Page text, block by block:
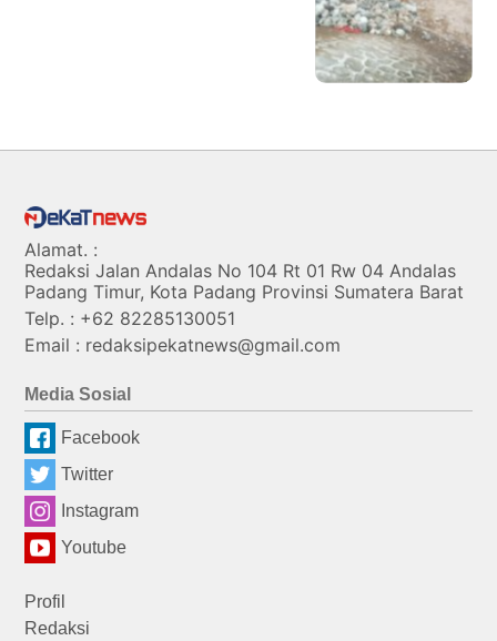
Alamat. :
Redaksi Jalan Andalas No 104 Rt 01 Rw 04 Andalas
Padang Timur, Kota Padang Provinsi Sumatera Barat
Telp. : +62 82285130051
Email : redaksipekatnews@gmail.com
Media Sosial
Facebook
Twitter
Instagram
Youtube
Profil
Redaksi